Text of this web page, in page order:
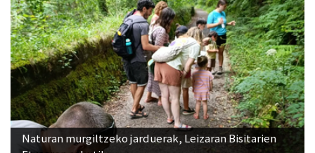
Naturan murgiltzeko jarduerak, Leizaran Bisitarien